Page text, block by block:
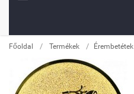
Főoldal / Termékek / Érembetétek